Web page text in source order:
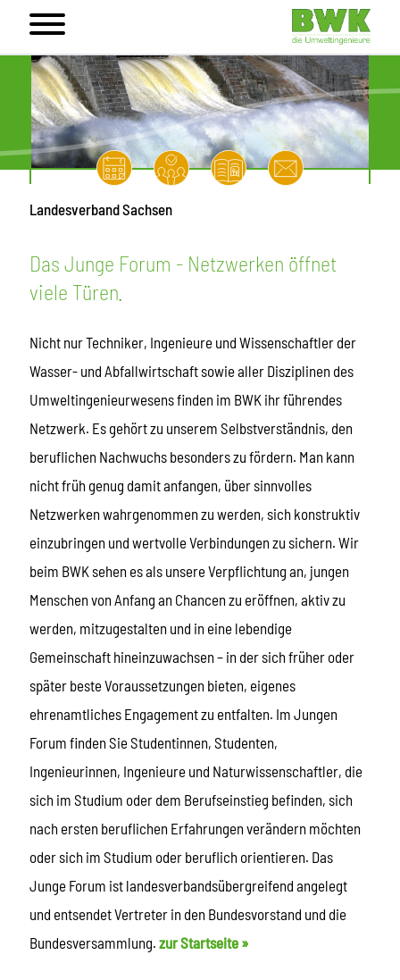
Landesverband Sachsen
Das Junge Forum - Netzwerken öffnet
viele Türen.
Nicht nur Techniker, Ingenieure und Wissenschaftler der
Wasser- und Abfallwirtschaft sowie aller Disziplinen des
Umweltingenieurwesens finden im BWK ihr führendes
Netzwerk. Es gehört zu unserem Selbstverständnis, den
beruflichen Nachwuchs besonders zu fördern. Man kann
nicht früh genug damit anfangen, über sinnvolles
Netzwerken wahrgenommen zu werden, sich konstruktiv
einzubringen und wertvolle Verbindungen zu sichern. Wir
beim BWK sehen es als unsere Verpflichtung an, jungen
Menschen von Anfang an Chancen zu eröffnen, aktiv zu
werden, mitzugestalten und in eine lebendige
Gemeinschaft hineinzuwachsen – in der sich früher oder
später beste Voraussetzungen bieten, eigenes
ehrenamtliches Engagement zu entfalten. Im Jungen
Forum finden Sie Studentinnen, Studenten,
Ingenieurinnen, Ingenieure und Naturwissenschaftler, die
sich im Studium oder dem Berufseinstieg befinden, sich
nach ersten beruflichen Erfahrungen verändern möchten
oder sich im Studium oder beruflich orientieren. Das
Junge Forum ist landesverbandsübergreifend angelegt
und entsendet Vertreter in den Bundesvorstand und die
Bundesversammlung. zur Startseite »